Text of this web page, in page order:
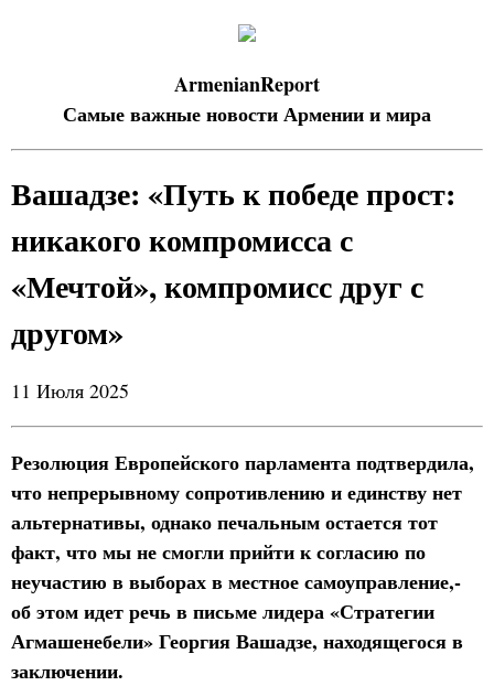
ArmenianReport
Самые важные новости Армении и мира
Вашадзе: «Путь к победе прост:
никакого компромисса с
«Мечтой», компромисс друг с
другом»
11 Июля 2025
Резолюция Европейского парламента подтвердила,
что непрерывному сопротивлению и единству нет
альтернативы, однако печальным остается тот
факт, что мы не смогли прийти к согласию по
неучастию в выборах в местное самоуправление,-
об этом идет речь в письме лидера «Стратегии
Агмашенебели» Георгия Вашадзе, находящегося в
заключении.